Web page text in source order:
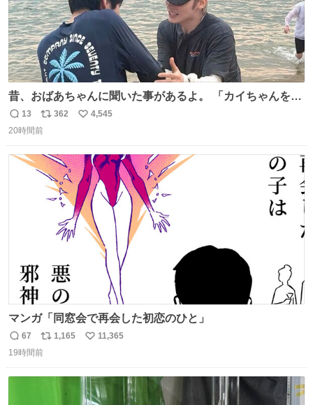
昔、おばあちゃんに聞いた事があるよ。 「カイちゃんをい
じめると、アイツが海から上がって来るぞ。」って。
返
信
13
リ
ポ
ト
数
362
い
数
4,545
20時間前
マンガ「同窓会で再会した初恋のひと」
返
信
67
リ
ポ
1,165
い
数
11,365
19時間前